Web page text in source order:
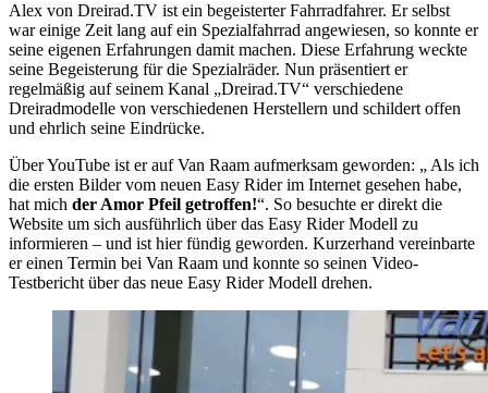
Alex von Dreirad.TV ist ein begeisterter Fahrradfahrer. Er selbst
war einige Zeit lang auf ein Spezialfahrrad angewiesen, so konnte er
seine eigenen Erfahrungen damit machen. Diese Erfahrung weckte
seine Begeisterung für die Spezialräder. Nun präsentiert er
regelmäßig auf seinem Kanal „Dreirad.TV“ verschiedene
Dreiradmodelle von verschiedenen Herstellern und schildert offen
und ehrlich seine Eindrücke.
Über YouTube ist er auf Van Raam aufmerksam geworden: „ Als ich
die ersten Bilder vom neuen Easy Rider im Internet gesehen habe,
hat mich der Amor Pfeil getroffen!“. So besuchte er direkt die
Website um sich ausführlich über das Easy Rider Modell zu
informieren – und ist hier fündig geworden. Kurzerhand vereinbarte
er einen Termin bei Van Raam und konnte so seinen Video-
Testbericht über das neue Easy Rider Modell drehen.